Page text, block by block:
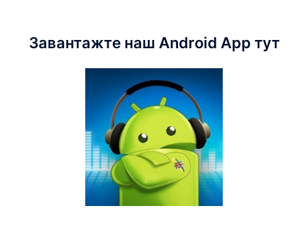
Завантажте наш Android App тут